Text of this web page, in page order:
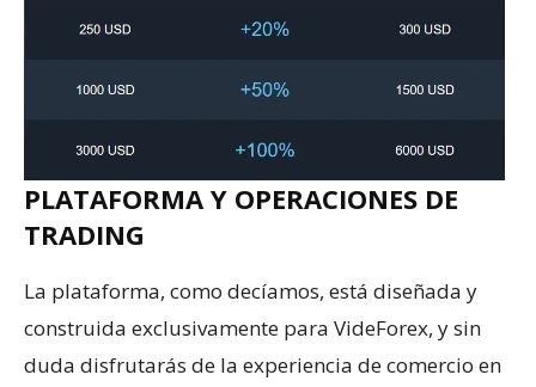
PLATAFORMA Y OPERACIONES DE
TRADING
La plataforma, como decíamos, está diseñada y
construida exclusivamente para VideForex, y sin
duda disfrutarás de la experiencia de comercio en